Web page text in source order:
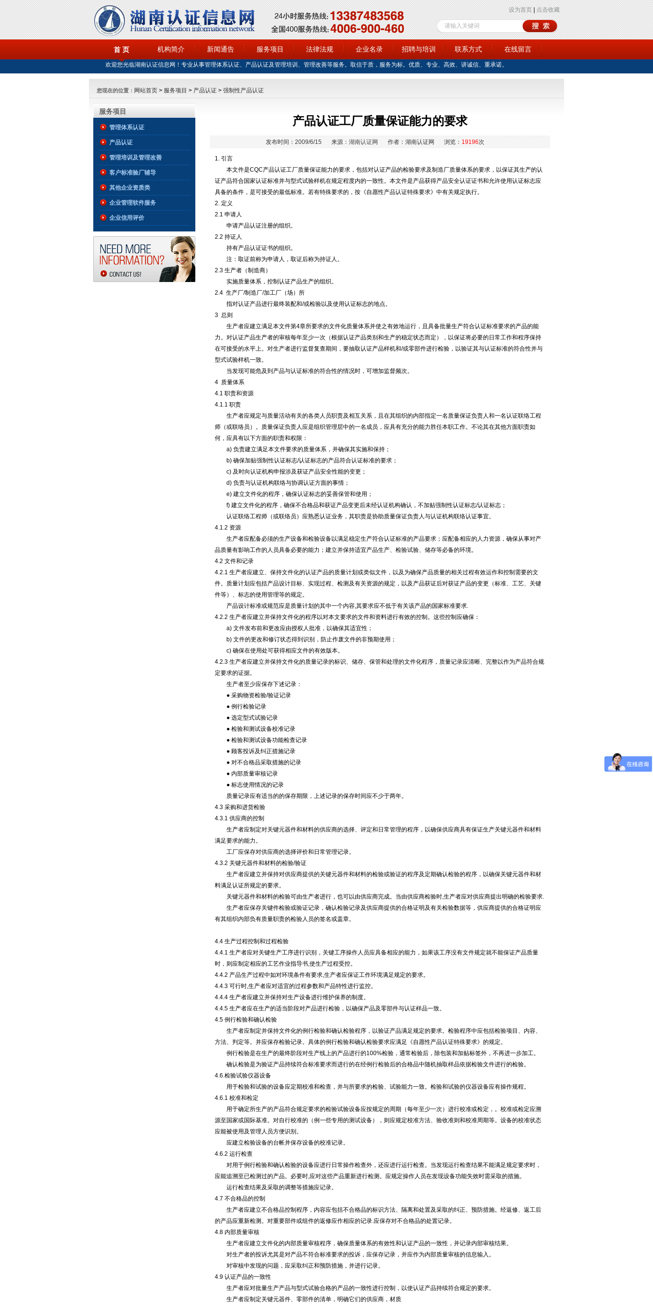
设为首页 点击收藏
首 页
欢迎您光临湖南认证信息网！专业从事管理体系认证、产品认证及管理培训、管理改善等服务。取信于质，服务为标。优质、专业、高效、讲诚信、重承诺。
机构简介 新闻通告 服务项目 法律法规 企业名录 招聘与培训 联系方式 在线留言
您现在的位置： 网站首页 > 服务项目 > 产品认证 > 强制性产品认证
服务项目
管理体系认证
产品认证
管理培训及管理改善
客户标准验厂辅导
其他企业资质类
企业管理软件服务
企业信用评价
产品认证工厂质量保证能力的要求
发布时间：2009/6/15 来源： 湖南认证网 作者：湖南认证网 浏览： 19196次
1. 引言
本文件是CQC产品认证工厂质量保证能力的要求，包括对认证产品的检验要求及制造厂质量体系的要求，以保证其生产的认
证产品符合国家认证标准并与型式试验样机在规定程度内的一致性。本文件是产品获得产品安全认证证书和允许使用认证标志应
具备的条件，是可接受的最低标准。若有特殊要求的，按《自愿性产品认证特殊要求》中有关规定执行。
2. 定义
2.1 申请人
申请产品认证注册的组织。
2.2 持证人
持有产品认证证书的组织。
注：取证前称为申请人，取证后称为持证人。
2.3 生产者（制造商）
实施质量体系，控制认证产品生产的组织。
2.4 生产厂/制造厂/加工厂（场）所
指对认证产品进行最终装配和/或检验以及使用认证标志的地点。
3 总则
生产者应建立满足本文件第4章所要求的文件化质量体系并使之有效地运行，且具备批量生产符合认证标准要求的产品的能
力。对认证产品生产者的审核每年至少一次（根据认证产品类别和生产的稳定状态而定），以保证将必要的日常工作和程序保持
在可接受的水平上。对生产者进行监督复查期间，要抽取认证产品样机和/或零部件进行检验，以验证其与认证标准的符合性并与
型式试验样机一致。
当发现可能危及到产品与认证标准的符合性的情况时，可增加监督频次。
4 质量体系
4.1 职责和资源
4.1.1 职责
生产者应规定与质量活动有关的各类人员职责及相互关系，且在其组织的内部指定一名质量保证负责人和一名认证联络工程
师（或联络员）。质量保证负责人应是组织管理层中的一名成员，应具有充分的能力胜任本职工作。不论其在其他方面职责如
何，应具有以下方面的职责和权限：
a) 负责建立满足本文件要求的质量体系，并确保其实施和保持；
b) 确保加贴强制性认证标志/认证标志的产品符合认证标准的要求；
c) 及时向认证机构申报涉及获证产品安全性能的变更；
d) 负责与认证机构联络与协调认证方面的事情；
e) 建立文件化的程序，确保认证标志的妥善保管和使用；
f) 建立文件化的程序，确保不合格品和获证产品变更后未经认证机构确认，不加贴强制性认证标志/认证标志；
认证联络工程师（或联络员）应熟悉认证业务，其职责是协助质量保证负责人与认证机构联络认证事宜。
4.1.2 资源
生产者应配备必须的生产设备和检验设备以满足稳定生产符合认证标准的产品要求；应配备相应的人力资源，确保从事对产
品质量有影响工作的人员具备必要的能力；建立并保持适宜产品生产、检验试验、储存等必备的环境。
4.2 文件和记录
4.2.1 生产者应建立、保持文件化的认证产品的质量计划或类似文件，以及为确保产品质量的相关过程有效运作和控制需要的文
件。质量计划应包括产品设计目标、实现过程、检测及有关资源的规定，以及产品获证后对获证产品的变更（标准、工艺、关键
件等）、标志的使用管理等的规定。
产品设计标准或规范应是质量计划的其中一个内容,其要求应不低于有关该产品的国家标准要求.
4.2.2 生产者应建立并保持文件化的程序以对本文要求的文件和资料进行有效的控制。这些控制应确保：
a) 文件发布前和更改应由授权人批准，以确保其适宜性；
b) 文件的更改和修订状态得到识别，防止作废文件的非预期使用；
c) 确保在使用处可获得相应文件的有效版本。
4.2.3 生产者应建立并保持文件化的质量记录的标识、储存、保管和处理的文件化程序，质量记录应清晰、完整以作为产品符合规
定要求的证据。
生产者至少应保存下述记录：
● 采购物资检验/验证记录
● 例行检验记录
● 选定型式试验记录
● 检验和测试设备校准记录
● 检验和测试设备功能检查记录
● 顾客投诉及纠正措施记录
● 对不合格品采取措施的记录
● 内部质量审核记录
● 标志使用情况的记录
质量记录应有适当的的保存期限，上述记录的保存时间应不少于两年。
4.3 采购和进货检验
4.3.1 供应商的控制
生产者应制定对关键元器件和材料的供应商的选择、评定和日常管理的程序，以确保供应商具有保证生产关键元器件和材料
满足要求的能力。
工厂应保存对供应商的选择评价和日常管理记录。
4.3.2 关键元器件和材料的检验/验证
生产者应建立并保持对供应商提供的关键元器件和材料的检验或验证的程序及定期确认检验的程序，以确保关键元器件和材
料满足认证所规定的要求。
关键元器件和材料的检验可由生产者进行，也可以由供应商完成。当由供应商检验时,生产者应对供应商提出明确的检验要求.
生产者应保存关键件检验或验证记录，确认检验记录及供应商提供的合格证明及有关检验数据等，供应商提供的合格证明应
有其组织内部负有质量职责的检验人员的签名或盖章。
4.4 生产过程控制和过程检验
4.4.1 生产者应对关键生产工序进行识别，关键工序操作人员应具备相应的能力，如果该工序没有文件规定就不能保证产品质量
时，则应制定相应的工艺作业指导书,使生产过程受控。
4.4.2 产品生产过程中如对环境条件有要求,生产者应保证工作环境满足规定的要求。
4.4.3 可行时,生产者应对适宜的过程参数和产品特性进行监控。
4.4.4 生产者应建立并保持对生产设备进行维护保养的制度。
4.4.5 生产者应在生产的适当阶段对产品进行检验，以确保产品及零部件与认证样品一致。
4.5 例行检验和确认检验
生产者应制定并保持文件化的例行检验和确认检验程序，以验证产品满足规定的要求。检验程序中应包括检验项目、内容、
方法、判定等。并应保存检验记录。具体的例行检验和确认检验要求应满足《自愿性产品认证特殊要求》的规定。
例行检验是在生产的最终阶段对生产线上的产品进行的100%检验，通常检验后，除包装和加贴标签外，不再进一步加工。
确认检验是为验证产品持续符合标准要求而进行的在经例行检验后的合格品中随机抽取样品依据检验文件进行的检验。
4.6.检验试验仪器设备
用于检验和试验的设备应定期校准和检查，并与所要求的检验、试验能力一致。检验和试验的仪器设备应有操作规程。
4.6.1 校准和检定
用于确定所生产的产品符合规定要求的检验试验设备应按规定的周期（每年至少一次）进行校准或检定，。校准或检定应溯
源至国家或国际基准。对自行校准的（例一些专用的测试设备），则应规定校准方法、验收准则和校准周期等。设备的校准状态
应能被使用及管理人员方便识别。
应建立检验设备的台帐并保存设备的校准记录。
4.6.2 运行检查
对用于例行检验和确认检验的设备应进行日常操作检查外，还应进行运行检查。当发现运行检查结果不能满足规定要求时，
应能追溯至已检测过的产品。必要时,应对这些产品重新进行检测。应规定操作人员在发现设备功能失效时需采取的措施。
运行检查结果及采取的调整等措施应记录。
4.7 不合格品的控制
生产者应建立不合格品控制程序，内容应包括不合格品的标识方法、隔离和处置及采取的纠正、预防措施。经返修、返工后
的产品应重新检测。对重要部件或组件的返修应作相应的记录.应保存对不合格品的处置记录。
4.8 内部质量审核
生产者应建立文件化的内部质量审核程序，确保质量体系的有效性和认证产品的一致性，并记录内部审核结果。
对生产者的投诉尤其是对产品不符合标准要求的投诉，应保存记录，并应作为内部质量审核的信息输入。
对审核中发现的问题，应采取纠正和预防措施，并进行记录。
4.9 认证产品的一致性
生产者应对批量生产产品与型式试验合格的产品的一致性进行控制，以使认证产品持续符合规定的要求。
生产者应制定关键元器件、零部件的清单，明确它们的供应商，材质